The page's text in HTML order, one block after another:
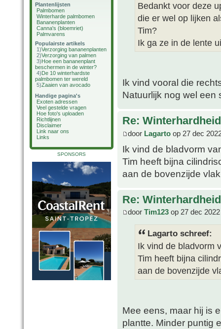
Plantenlijsten
Palmbomen
Winterharde palmbomen
Bananenplanten
Canna's (bloemriet)
Palmvarens
Populairste artikels
1)Verzorging bananenplanten
2)Verzorging van palmen
3)Hoe een bananenplant
beschermen in de winter?
4)De 10 winterhardste
palmbomen ter wereld
5)Zaaien van avocado
Handige pagina's
Exoten adressen
Veel gestelde vragen
Hoe foto's uploaden
Richtlijnen
Disclaimer
Link naar ons
Links
SPONSORS
Bedankt voor deze
die er wel op lijken
Tim?
Ik ga ze in de lente
Ik vind vooral die
Natuurlijk nog wel een
Re:
door Lagarto op 27 dec
Ik vind de bladvorm
Tim heeft bijna
aan de bovenzijde
Re:
door Tim123 op 27 dec
Lagarto schreef:
Ik vind de bladvorm
Tim heeft bijna
aan de bovenzijde
Mee eens, maar hij is
plantte. Minder puntig